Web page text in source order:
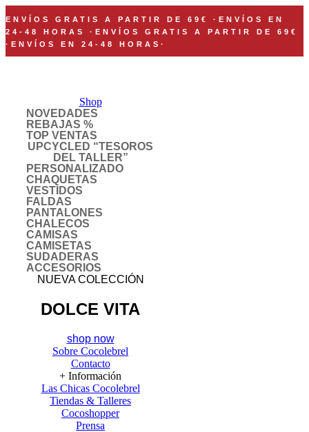
ENVÍOS GRATIS A PARTIR DE 69€ · ENVÍOS EN
24-48 HORAS · ENVÍOS GRATIS A PARTIR DE 69€
· ENVÍOS EN 24-48 HORAS ·
Shop
NOVEDADES
REBAJAS %
TOP VENTAS
UPCYCLED “TESOROS
DEL TALLER”
PERSONALIZADO
CHAQUETAS
VESTIDOS
FALDAS
PANTALONES
CHALECOS
CAMISAS
CAMISETAS
SUDADERAS
ACCESORIOS
NUEVA COLECCIÓN
DOLCE VITA
shop now
Sobre Cocolebrel
Contacto
+ Información
Las Chicas Cocolebrel
Tiendas & Talleres
Cocoshopper
Prensa